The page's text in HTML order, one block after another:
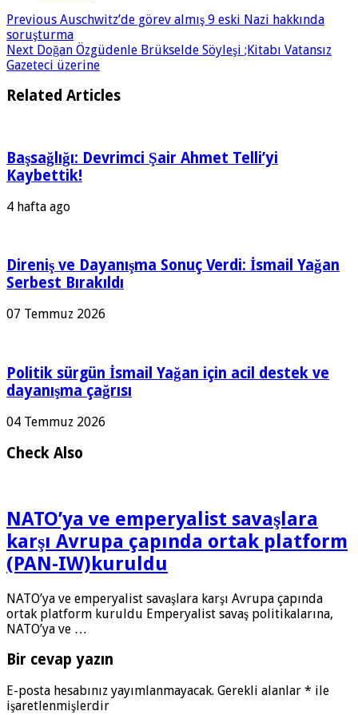
Previous Auschwitz’de görev almış 9 eski Nazi hakkında
soruşturma
Next Doğan Özgüdenle Brükselde Söyleşi ;Kitabı Vatansız
Gazeteci üzerine
Related Articles
Başsağlığı: Devrimci Şair Ahmet Telli’yi
Kaybettik!
4 hafta ago
Direniş ve Dayanışma Sonuç Verdi: İsmail Yağan
Serbest Bırakıldı
07 Temmuz 2026
Politik sürgün İsmail Yağan için acil destek ve
dayanışma çağrısı
04 Temmuz 2026
Check Also
NATO’ya ve emperyalist savaşlara
karşı Avrupa çapında ortak platform
(PAN-IW)kuruldu
NATO’ya ve emperyalist savaşlara karşı Avrupa çapında
ortak platform kuruldu Emperyalist savaş politikalarına,
NATO’ya ve …
Bir cevap yazın
E-posta hesabınız yayımlanmayacak. Gerekli alanlar * ile
işaretlenmişlerdir